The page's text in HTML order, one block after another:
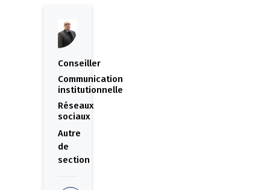
Conseiller
Communication
institutionnelle
Réseaux
sociaux
Autre